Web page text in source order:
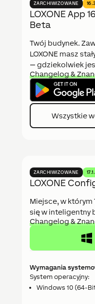
ZARCHIWIZOWANE
LOXONE App
Beta
Twój budynek.
LOXONE masz
— gdziekolwiek
Changelog &
Wszystkie
ZARCHIWIZOWANE
LOXONE
Miejsce, w którym
się w inteligentny
Changelog &
Wymagania
System operacyjny:
Windows 10 (64-